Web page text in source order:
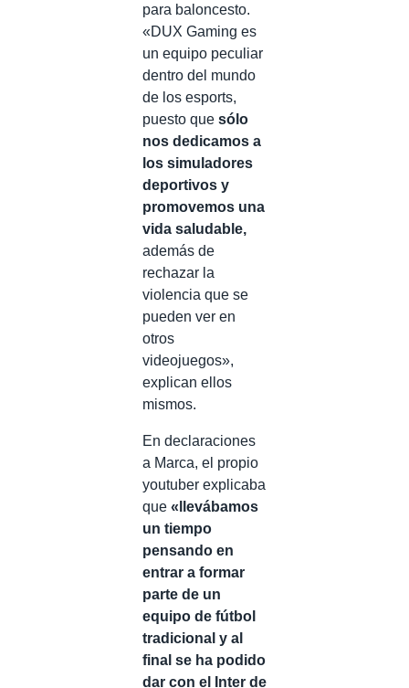
para baloncesto.
«DUX Gaming es
un equipo peculiar
dentro del mundo
de los esports,
puesto que sólo
nos dedicamos a
los simuladores
deportivos y
promovemos una
vida saludable,
además de
rechazar la
violencia que se
pueden ver en
otros
videojuegos»,
explican ellos
mismos.
En declaraciones
a Marca, el propio
youtuber explicaba
que «llevábamos
un tiempo
pensando en
entrar a formar
parte de un
equipo de fútbol
tradicional y al
final se ha podido
dar con el Inter de